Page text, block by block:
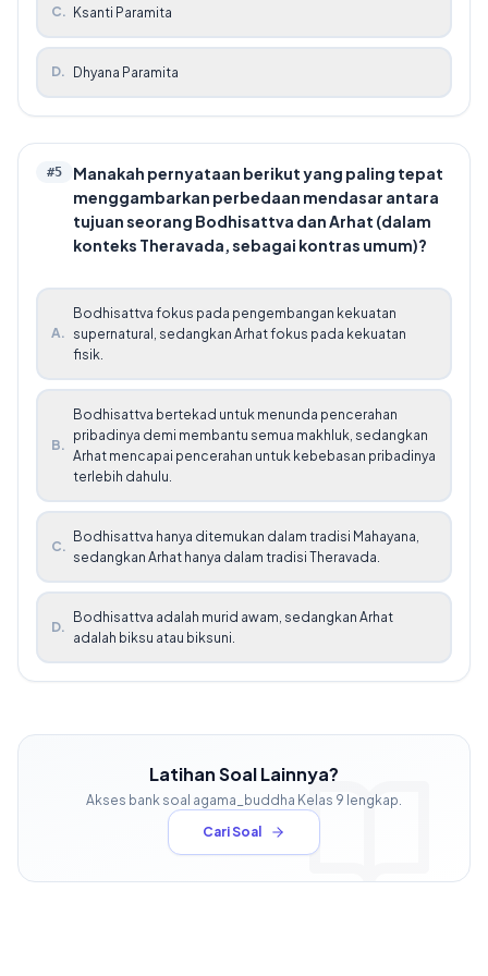
C. Ksanti Paramita
D. Dhyana Paramita
#5
Manakah pernyataan berikut yang paling tepat
menggambarkan perbedaan mendasar antara
tujuan seorang Bodhisattva dan Arhat (dalam
konteks Theravada, sebagai kontras umum)?
A.
Bodhisattva fokus pada pengembangan kekuatan
supernatural, sedangkan Arhat fokus pada kekuatan
fisik.
B.
Bodhisattva bertekad untuk menunda pencerahan
pribadinya demi membantu semua makhluk, sedangkan
Arhat mencapai pencerahan untuk kebebasan pribadinya
terlebih dahulu.
C.
Bodhisattva hanya ditemukan dalam tradisi Mahayana,
sedangkan Arhat hanya dalam tradisi Theravada.
D.
Bodhisattva adalah murid awam, sedangkan Arhat
adalah biksu atau biksuni.
Latihan Soal Lainnya?
Akses bank soal agama_buddha Kelas 9 lengkap.
Cari Soal